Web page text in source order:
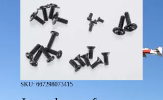
SKU: 667298073415